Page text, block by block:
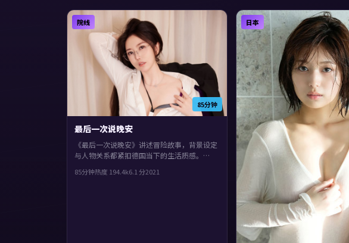
85分钟
院线
最后一次说晚安
《最后一次说晚安》讲述冒险故事，背景设定
与人物关系都紧扣德国当下的生活质感。
宇、章子怡领衔。结局留白，给观众回味与讨
85分钟热度 194.4k6.1分2021
日本